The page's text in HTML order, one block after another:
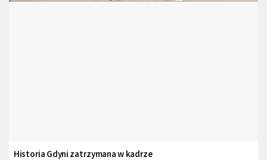
Historia Gdyni zatrzymana w kadrze